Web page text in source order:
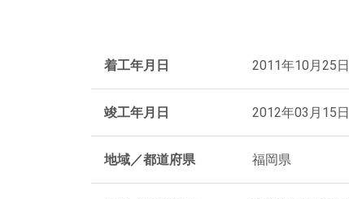
着工年月日 2011年10月25日
竣工年月日 2012年03月15日
地域／都道府県 福岡県